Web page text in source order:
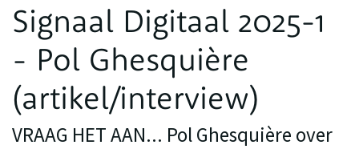
Signaal Digitaal 2025-1
- Pol Ghesquière
(artikel/interview)
VRAAG HET AAN... Pol Ghesquière over